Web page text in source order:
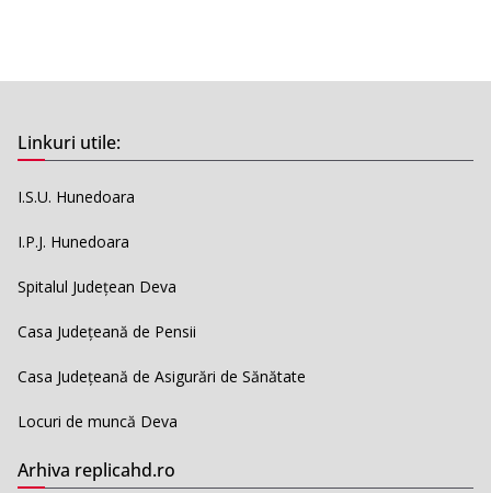
Linkuri utile:
I.S.U. Hunedoara
I.P.J. Hunedoara
Spitalul Județean Deva
Casa Județeană de Pensii
Casa Județeană de Asigurări de Sănătate
Locuri de muncă Deva
Arhiva replicahd.ro